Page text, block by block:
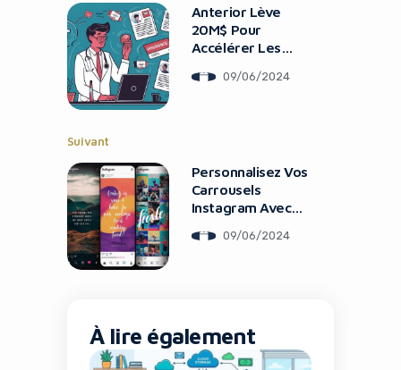
Anterior Lève
20M$ Pour
Accélérer Les
D’Assurance Santé
09/06/2024
Suivant
Personnalisez Vos
Carrousels
Instagram Avec
Options09/06/2024
À lire également